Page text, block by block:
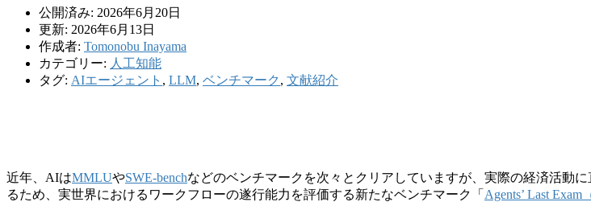
公開済み: 2026年6月20日
更新: 2026年6月13日
作成者: Tomonobu Inayama
カテゴリー: 人工知能
タグ: AIエージェント , LLM, ベンチマーク , 文献紹介
近年、AIはMMLUやSWE-benchなどのベンチマークを次々とクリアしていますが、実際の経済活動
るため、実世界におけるワークフローの遂行能力を評価する新たなベンチマーク「 Agents’ Last Exam